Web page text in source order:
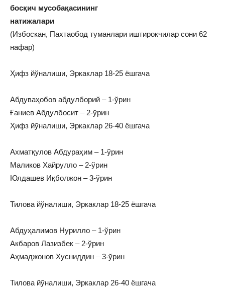
босқич мусобақасининг
натижалари
(Избоскан, Пахтаобод туманлари иштирокчилар сони 62
нафар)
Ҳифз йўналиши, Эркаклар 18-25 ёшгача
Абдуваҳобов абдулборий – 1-ўрин
Ғаниев Абдулбосит – 2-ўрин
Ҳифз йўналиши, Эркаклар 26-40 ёшгача
Ахматқулов Абдураҳим – 1-ўрин
Маликов Хайрулло – 2-ўрин
Юлдашев Иқболжон – 3-ўрин
Тилова йўналиши, Эркаклар 18-25 ёшгача
Абдуҳалимов Нурилло – 1-ўрин
Акбаров Лазизбек – 2-ўрин
Аҳмаджонов Хусниддин – 3-ўрин
Тилова йўналиши, Эркаклар 26-40 ёшгача